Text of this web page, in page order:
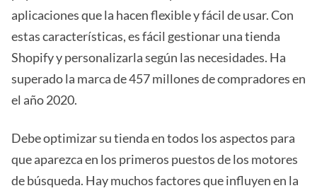
aplicaciones que la hacen flexible y fácil de usar. Con
estas características, es fácil gestionar una tienda
Shopify y personalizarla según las necesidades. Ha
superado la marca de 457 millones de compradores en
el año 2020.
Debe optimizar su tienda en todos los aspectos para
que aparezca en los primeros puestos de los motores
de búsqueda. Hay muchos factores que influyen en la